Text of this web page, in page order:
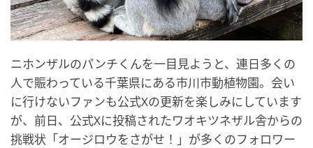
ニホンザルのパンチくんを一目見ようと、連日多くの
人で賑わっている千葉県にある市川市動植物園。会い
に行けないファンも公式Xの更新を楽しみにしています
が、前日、公式Xに投稿されたワオキツネザル舎からの
挑戦状「オージロウをさがせ！」が多くのフォロワー